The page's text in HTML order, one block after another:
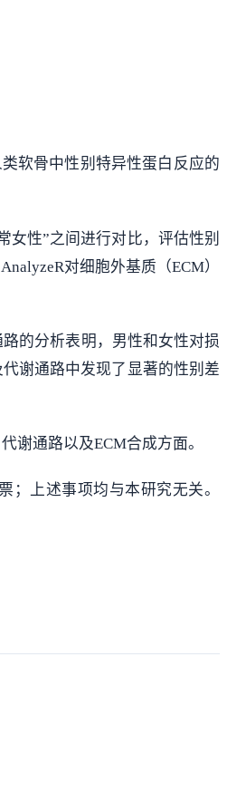
软骨中性别特异性蛋白反应的
女性”之间进行对比，评估性别
对细胞外基质（ECM）
的分析表明，男性和女性对损
谢通路中发现了显著的性别差
谢通路以及ECM合成方面。
；上述事项均与本研究无关。